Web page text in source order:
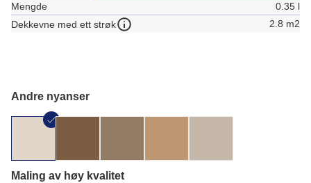
Mengde
0.35 l
Dekkevne med ett strøk
2.8 m2
Andre nyanser
Maling av høy kvalitet